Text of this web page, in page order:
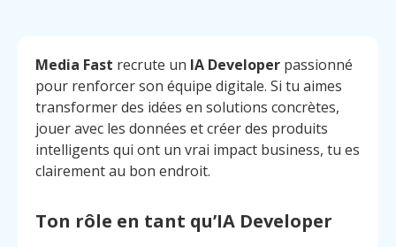
Media Fast recrute un IA Developer passionné
pour renforcer son équipe digitale. Si tu aimes
transformer des idées en solutions concrètes,
jouer avec les données et créer des produits
intelligents qui ont un vrai impact business, tu es
clairement au bon endroit.
Ton rôle en tant qu’IA Developer